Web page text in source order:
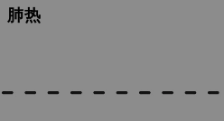
肺热